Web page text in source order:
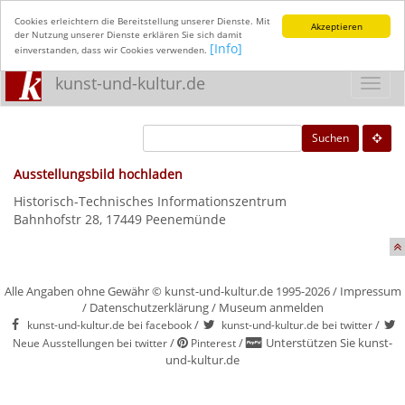
Akzeptieren
Cookies erleichtern die Bereitstellung unserer Dienste. Mit
der Nutzung unserer Dienste erklären Sie sich damit
einverstanden, dass wir Cookies verwenden. [Info]
kunst-und-kultur.de
Suchen
Ausstellungsbild hochladen
Historisch-Technisches Informationszentrum
Bahnhofstr 28, 17449 Peenemünde
Alle Angaben ohne Gewähr © kunst-und-kultur.de 1995-2026 / Impressum
/ Datenschutzerklärung/ Museum anmelden
kunst-und-kultur.de bei facebook/ kunst-und-kultur.de bei twitter/
Neue Ausstellungen bei twitter/ Pinterest/
Unterstützen Sie kunst-
und-kultur.de